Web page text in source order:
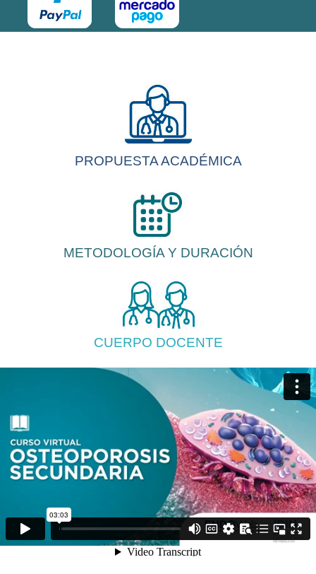
PROPUESTA ACADÉMICA
METODOLOGÍA Y DURACIÓN
CUERPO DOCENTE